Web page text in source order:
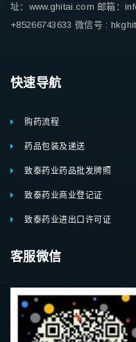
址：www.ghitai.com 邮箱：
+85266743633 微信号 :
快速导航
购药流程
药品包装及递送
致泰药业药品批发牌照
致泰药业商业登记证
致泰药业进出口许可证
客服微信 微